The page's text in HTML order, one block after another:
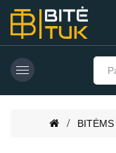
BITĖMS